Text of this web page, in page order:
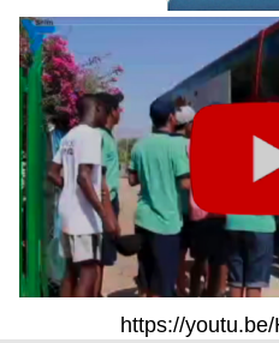
https://